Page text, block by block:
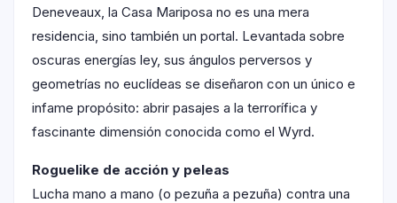
Deneveaux, la Casa Mariposa no es una mera
residencia, sino también un portal. Levantada sobre
oscuras energías ley, sus ángulos perversos y
geometrías no euclídeas se diseñaron con un único e
infame propósito: abrir pasajes a la terrorífica y
fascinante dimensión conocida como el Wyrd.
Roguelike de acción y peleas
Lucha mano a mano (o pezuña a pezuña) contra una